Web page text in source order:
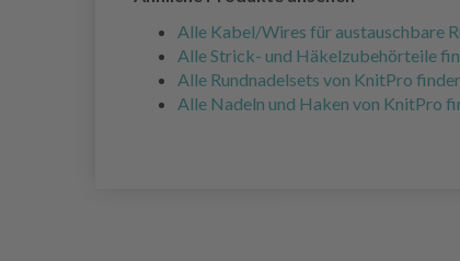
Alle Kabel/Wires für austauschbare
Alle Strick- und Häkelzubehörteile
Alle Rundnadelsets von KnitPro
Alle Nadeln und Haken von KnitPro